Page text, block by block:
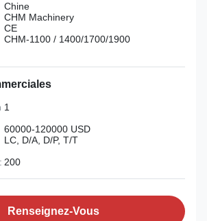
Chine
CHM Machinery
CE
CHM-1100 / 1400/1700/1900
1
60000-120000 USD
LC, D/A, D/P, T/T
200
Renseignez-Vous